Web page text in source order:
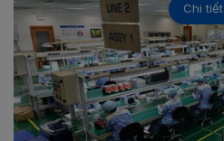
Chi tiết